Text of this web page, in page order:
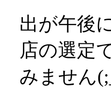
出が午後
店の選定
みません